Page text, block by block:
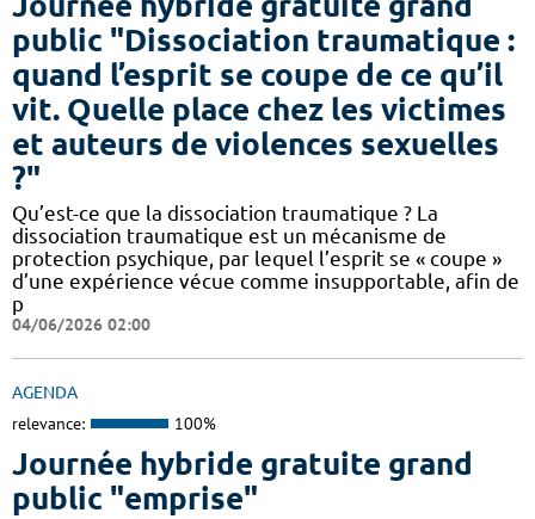
public "Dissociation traumatique :
quand l’esprit se coupe de ce qu’il
vit. Quelle place chez les victimes
et auteurs de violences sexuelles
?"
Qu’est-ce que la dissociation traumatique ? La
dissociation traumatique est un mécanisme de
protection psychique, par lequel l’esprit se « coupe »
d’une expérience vécue comme insupportable, afin de
p
04/06/2026 02:00
AGENDA
relevance: 100%
Journée hybride gratuite grand
public "emprise"